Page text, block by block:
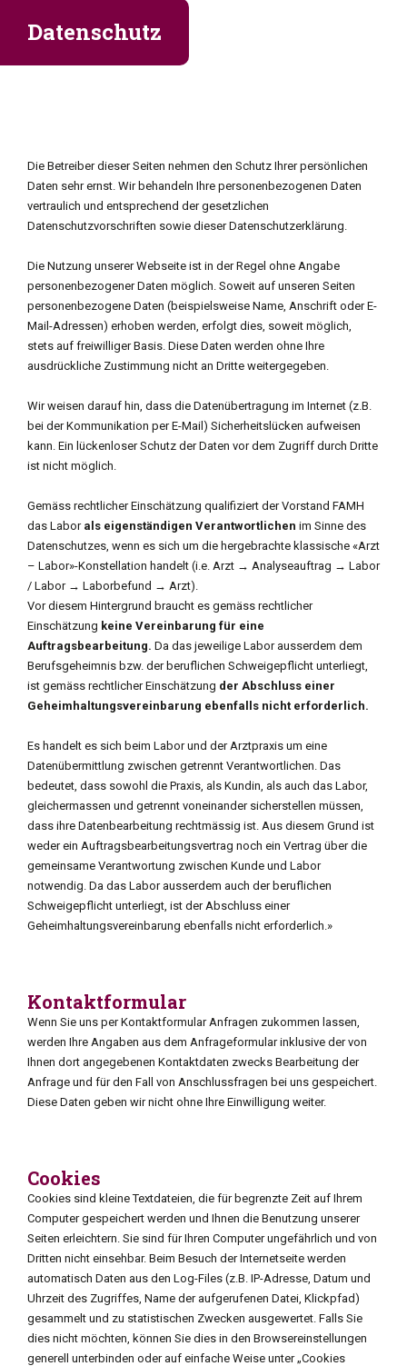
Datenschutz
Die Betreiber dieser Seiten nehmen den Schutz Ihrer persönlichen
Daten sehr ernst. Wir behandeln Ihre personenbezogenen Daten
vertraulich und entsprechend der gesetzlichen
Datenschutzvorschriften sowie dieser Datenschutzerklärung.
Die Nutzung unserer Webseite ist in der Regel ohne Angabe
personenbezogener Daten möglich. Soweit auf unseren Seiten
personenbezogene Daten (beispielsweise Name, Anschrift oder E-
Mail-Adressen) erhoben werden, erfolgt dies, soweit möglich,
stets auf freiwilliger Basis. Diese Daten werden ohne Ihre
ausdrückliche Zustimmung nicht an Dritte weitergegeben.
Wir weisen darauf hin, dass die Datenübertragung im Internet (z.B.
bei der Kommunikation per E-Mail) Sicherheitslücken aufweisen
kann. Ein lückenloser Schutz der Daten vor dem Zugriff durch Dritte
ist nicht möglich.
Gemäss rechtlicher Einschätzung qualifiziert der Vorstand FAMH
das Labor als eigenständigen Verantwortlichen im Sinne des
Datenschutzes, wenn es sich um die hergebrachte klassische «Arzt
– Labor»-Konstellation handelt (i.e. Arzt → Analyseauftrag → Labor
/ Labor → Laborbefund → Arzt).
Vor diesem Hintergrund braucht es gemäss rechtlicher
Einschätzung keine Vereinbarung für eine
Auftragsbearbeitung. Da das jeweilige Labor ausserdem dem
Berufsgeheimnis bzw. der beruflichen Schweigepflicht unterliegt,
ist gemäss rechtlicher Einschätzung der Abschluss einer
Geheimhaltungsvereinbarung ebenfalls nicht erforderlich.
Es handelt es sich beim Labor und der Arztpraxis um eine
Datenübermittlung zwischen getrennt Verantwortlichen. Das
bedeutet, dass sowohl die Praxis, als Kundin, als auch das Labor,
gleichermassen und getrennt voneinander sicherstellen müssen,
dass ihre Datenbearbeitung rechtmässig ist. Aus diesem Grund ist
weder ein Auftragsbearbeitungsvertrag noch ein Vertrag über die
gemeinsame Verantwortung zwischen Kunde und Labor
notwendig. Da das Labor ausserdem auch der beruflichen
Schweigepflicht unterliegt, ist der Abschluss einer
Geheimhaltungsvereinbarung ebenfalls nicht erforderlich.»
Kontaktformular
Wenn Sie uns per Kontaktformular Anfragen zukommen lassen,
werden Ihre Angaben aus dem Anfrageformular inklusive der von
Ihnen dort angegebenen Kontaktdaten zwecks Bearbeitung der
Anfrage und für den Fall von Anschlussfragen bei uns gespeichert.
Diese Daten geben wir nicht ohne Ihre Einwilligung weiter.
Cookies
Cookies sind kleine Textdateien, die für begrenzte Zeit auf Ihrem
Computer gespeichert werden und Ihnen die Benutzung unserer
Seiten erleichtern. Sie sind für Ihren Computer ungefährlich und von
Dritten nicht einsehbar. Beim Besuch der Internetseite werden
automatisch Daten aus den Log-Files (z.B. IP-Adresse, Datum und
Uhrzeit des Zugriffes, Name der aufgerufenen Datei, Klickpfad)
gesammelt und zu statistischen Zwecken ausgewertet. Falls Sie
dies nicht möchten, können Sie dies in den Browsereinstellungen
generell unterbinden oder auf einfache Weise unter „Cookies